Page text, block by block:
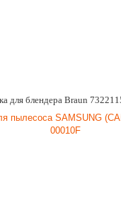
для блендера Braun